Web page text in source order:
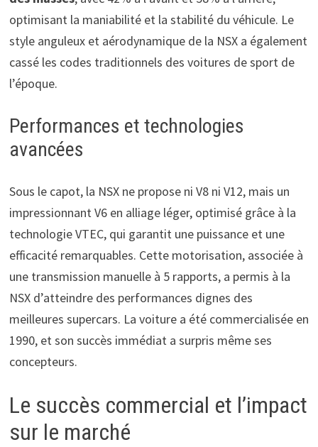
optimisant la maniabilité et la stabilité du véhicule. Le
style anguleux et aérodynamique de la NSX a également
cassé les codes traditionnels des voitures de sport de
l’époque.
Performances et technologies
avancées
Sous le capot, la NSX ne propose ni V8 ni V12, mais un
impressionnant V6 en alliage léger, optimisé grâce à la
technologie VTEC, qui garantit une puissance et une
efficacité remarquables. Cette motorisation, associée à
une transmission manuelle à 5 rapports, a permis à la
NSX d’atteindre des performances dignes des
meilleures supercars. La voiture a été commercialisée en
1990, et son succès immédiat a surpris même ses
concepteurs.
Le succès commercial et l’impact
sur le marché